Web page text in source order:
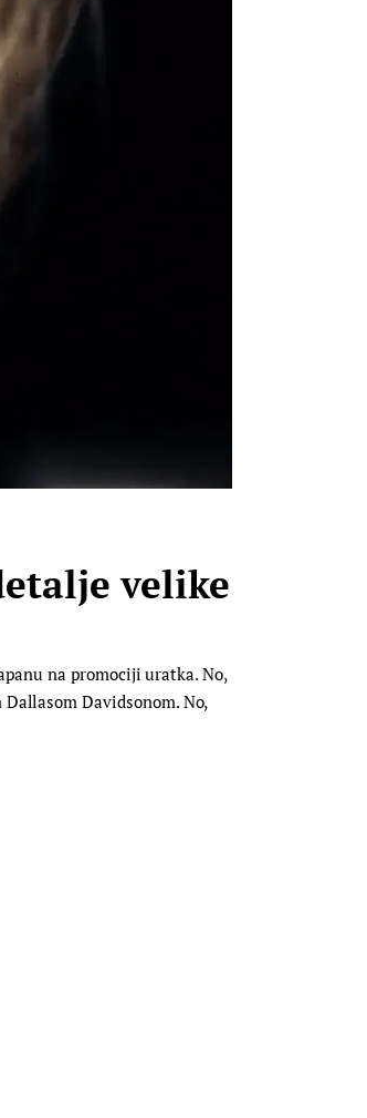
velike
na promociji uratka. No,
Davidsonom. No,